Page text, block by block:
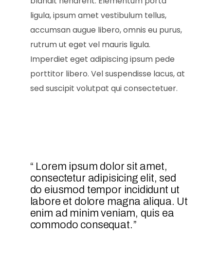
ligula, ipsum amet vestibulum tellus,
accumsan augue libero, omnis eu purus,
rutrum ut eget vel mauris ligula.
Imperdiet eget adipiscing ipsum pede
porttitor libero. Vel suspendisse lacus, at
sed suscipit volutpat qui consectetuer.
“ Lorem ipsum dolor sit amet,
consectetur adipisicing elit, sed
do eiusmod tempor incididunt ut
labore et dolore magna aliqua. Ut
enim ad minim veniam, quis ea
commodo consequat.”